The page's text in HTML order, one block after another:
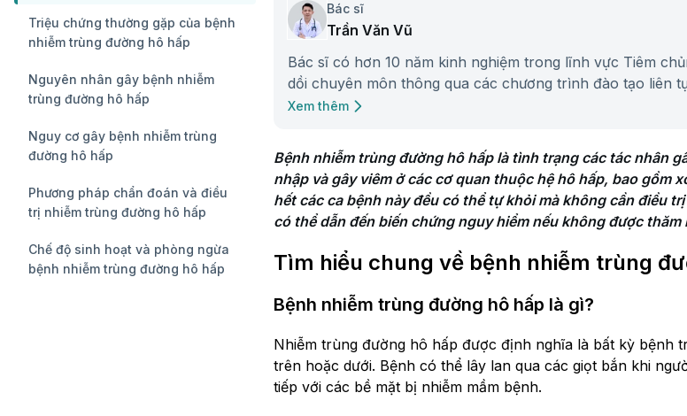
Triệu chứng thường gặp của bệnh
nhiễm trùng đường hô hấp
Nguyên nhân gây bệnh nhiễm
trùng đường hô hấp
Nguy cơ gây bệnh nhiễm trùng
đường hô hấp
Phương pháp chẩn đoán và điều
trị nhiễm trùng đường hô hấp
Chế độ sinh hoạt và phòng ngừa
bệnh nhiễm trùng đường hô hấp
Bác sĩ
Trần Văn Vũ
Bác sĩ có hơn 10 năm kinh nghiệm trong lĩnh vực Tiêm
dồi chuyên môn thông qua các chương trình đào tạo liên
hóa.
Xem thêm
Bệnh nhiễm trùng đường hô hấp là tình trạng các tác nhân
nhập và gây viêm ở các cơ quan thuộc hệ hô hấp, bao gồm
hết các ca bệnh này đều có thể tự khỏi mà không cần điều
có thể dẫn đến biến chứng nguy hiểm nếu không được
Tìm hiểu chung về bệnh nhiễm trùng
Bệnh nhiễm trùng đường hô hấp là gì?
Nhiễm trùng đường hô hấp được định nghĩa là bất kỳ bệnh
trên hoặc dưới. Bệnh có thể lây lan qua các giọt bắn khi
tiếp với các bề mặt bị nhiễm mầm bệnh.